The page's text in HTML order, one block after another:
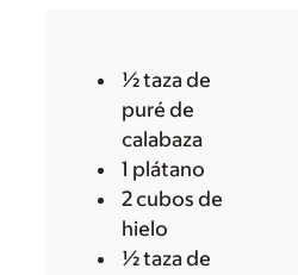
½ taza de
puré de
calabaza
1 plátano
2 cubos de
hielo
½ taza de